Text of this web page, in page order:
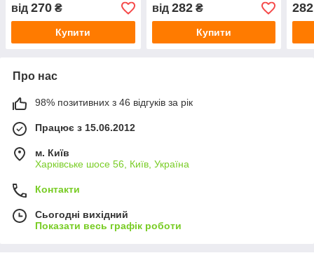
від 270 ₴
Купити
від 282₴
Купити
282
Про нас
98% позитивних з 46 відгуків за рік
Працює з 15.06.2012
м. Київ
Харківське шосе 56, Київ, Україна
Контакти
Сьогодні вихідний
Показати весь графік роботи